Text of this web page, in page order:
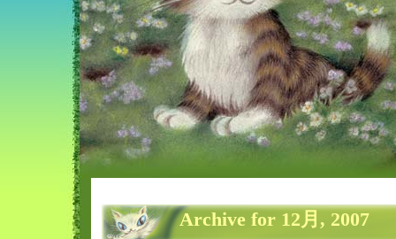
Archive for 12月, 2007